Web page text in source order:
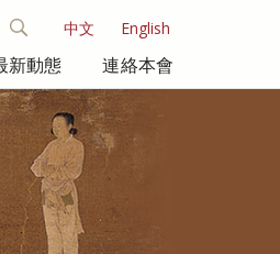
中文 English
新動態 連絡本會